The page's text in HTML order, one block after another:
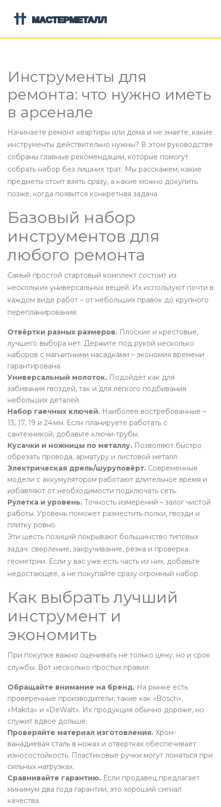
Инструменты для
ремонта: что нужно иметь
в арсенале
Начинаете ремонт квартиры или дома и не знаете, какие
инструменты действительно нужны? В этом руководстве
собраны главные рекомендации, которые помогут
собрать набор без лишних трат. Мы расскажем, какие
предметы стоит взять сразу, а какие можно докупить
позже, когда появится конкретная задача.
Базовый набор
инструментов для
любого ремонта
Самый простой стартовый комплект состоит из
нескольких универсальных вещей. Их используют почти в
каждом виде работ – от небольших правок до крупного
перепланирования:
Отвёртки разных размеров. Плоские и крестовые,
лучшего выбора нет. Держите под рукой несколько
наборов с магнитными насадками – экономия времени
гарантирована.
Универсальный молоток. Подойдёт как для
забивания гвоздей, так и для лёгкого подбивания
небольших деталей.
Набор гаечных ключей. Наиболее востребованные –
13, 17, 19 и 24 мм. Если планируете работать с
сантехникой, добавьте ключи‑трубы.
Кусачки и ножницы по металлу. Позволяют быстро
обрезать провода, арматуру и листовой металл.
Электрическая дрель/шуруповёрт. Современные
модели с аккумулятором работают длительное время и
избавляют от необходимости подключать сеть.
Рулетка и уровень. Точность измерений – залог чистой
работы. Уровень поможет разместить полки, гвозди и
плитку ровно.
Эти шесть позиций покрывают большинство типовых
задач: сверление, закручивание, резка и проверка
геометрии. Если у вас уже есть часть из них, добавьте
недостающее, а не покупайте сразу огромный набор.
Как выбрать лучший
инструмент и
экономить
При покупке важно оценивать не только цену, но и срок
службы. Вот несколько простых правил:
Обращайте внимание на бренд. На рынке есть
проверенные производители, такие как «Bosch»,
«Makita» и «DeWalt». Их продукция обычно дороже, но
служит вдвое дольше.
Проверяйте материал изготовления. Хром-
ванадиевая сталь в ножах и отвертках обеспечивает
износостойкость. Пластиковые ручки могут ломаться при
сильных нагрузках.
Сравнивайте гарантию. Если продавец предлагает
минимум два года гарантии, это хороший сигнал
качества.